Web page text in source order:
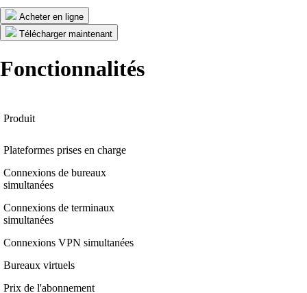
Acheter en ligne
Télécharger maintenant
Fonctionnalités
Produit
Plateformes prises en charge
Connexions de bureaux
simultanées
Connexions de terminaux
simultanées
Connexions VPN simultanées
Bureaux virtuels
Prix de l'abonnement